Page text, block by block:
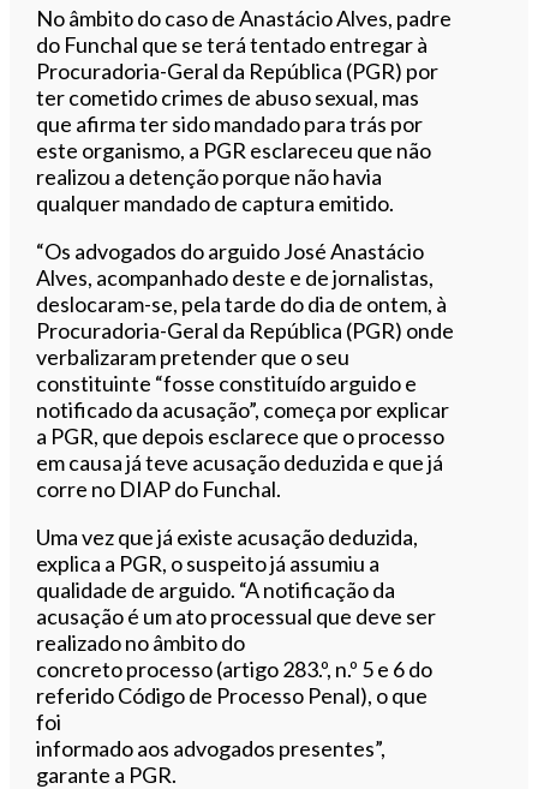
No âmbito do caso de Anastácio Alves, padre
do Funchal que se terá tentado entregar à
Procuradoria-Geral da República (PGR) por
ter cometido crimes de abuso sexual, mas
que afirma ter sido mandado para trás por
este organismo, a PGR esclareceu que não
realizou a detenção porque não havia
qualquer mandado de captura emitido.
“Os advogados do arguido José Anastácio
Alves, acompanhado deste e de jornalistas,
deslocaram-se, pela tarde do dia de ontem, à
Procuradoria-Geral da República (PGR) onde
verbalizaram pretender que o seu
constituinte “fosse constituído arguido e
notificado da acusação”, começa por explicar
a PGR, que depois esclarece que o processo
em causa já teve acusação deduzida e que já
corre no DIAP do Funchal.
Uma vez que já existe acusação deduzida,
explica a PGR, o suspeito já assumiu a
qualidade de arguido. “A notificação da
acusação é um ato processual que deve ser
realizado no âmbito do
concreto processo (artigo 283.º, n.º 5 e 6 do
referido Código de Processo Penal), o que
foi
informado aos advogados presentes”,
garante a PGR.